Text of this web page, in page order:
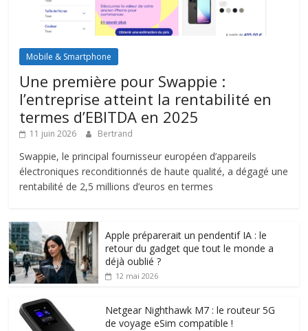
Mobile & Smartphone
Une première pour Swappie :
l’entreprise atteint la rentabilité en
termes d’EBITDA en 2025
11 juin 2026 Bertrand
Swappie, le principal fournisseur européen d’appareils
électroniques reconditionnés de haute qualité, a dégagé une
rentabilité de 2,5 millions d’euros en termes
Apple préparerait un pendentif IA : le
retour du gadget que tout le monde a
déjà oublié ?
12 mai 2026
Netgear Nighthawk M7 : le routeur 5G
de voyage eSim compatible !